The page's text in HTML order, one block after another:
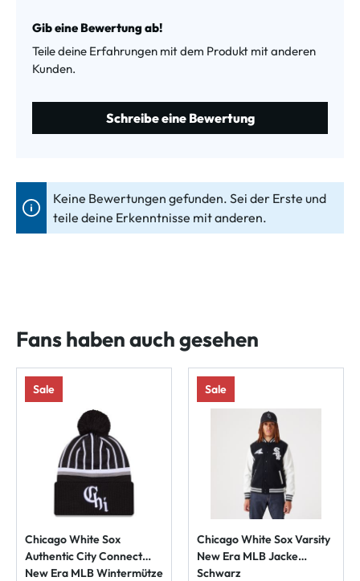
Gib eine Bewertung ab!
Teile deine Erfahrungen mit dem Produkt mit anderen
Kunden.
Schreibe eine Bewertung
Keine Bewertungen gefunden. Sei der Erste und
teile deine Erkenntnisse mit anderen.
Fans haben auch gesehen
Sale
Chicago White Sox
Authentic City Connect
New Era MLB Wintermütze
Sale
Chicago White Sox Varsity
New Era MLB Jacke
Schwarz